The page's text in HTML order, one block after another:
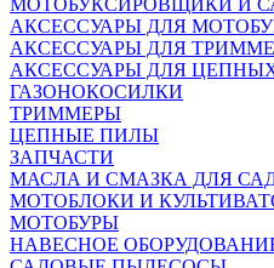
МОТОБУКСИРОВЩИКИ И
АКСЕССУАРЫ ДЛЯ
АКСЕССУАРЫ ДЛЯ
АКСЕССУАРЫ ДЛЯ
ГАЗОНОКОСИЛКИ
ТРИММЕРЫ
ЦЕПНЫЕ ПИЛЫ
ЗАПЧАСТИ
МАСЛА И СМАЗКА ДЛЯ
МОТОБЛОКИ И
МОТОБУРЫ
НАВЕСНОЕ